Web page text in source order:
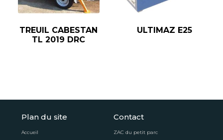
TREUIL CABESTAN
TL 2019 DRC
ULTIMAZ E25
Plan du site
Accueil
Contact
ZAC du petit parc